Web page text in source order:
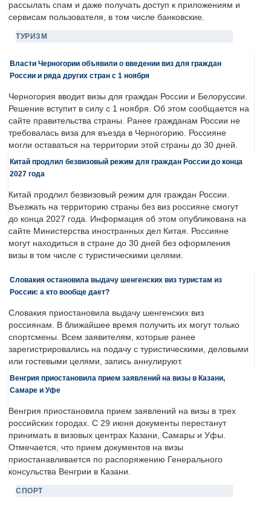
рассылать спам и даже получать доступ к приложениям и
сервисам пользователя, в том числе банковские.
ТУРИЗМ
Власти Черногории объявили о введении виз для граждан
России и ряда других стран с 1 ноября
Черногория вводит визы для граждан России и Белоруссии.
Решение вступит в силу с 1 ноября. Об этом сообщается на
сайте правительства страны. Ранее гражданам России не
требовалась виза для въезда в Черногорию. Россияне
могли оставаться на территории этой страны до 30 дней.
Китай продлил безвизовый режим для граждан России до конца
2027 года
Китай продлил безвизовый режим для граждан России.
Въезжать на территорию страны без виз россияне смогут
до конца 2027 года. Информация об этом опубликована на
сайте Министерства иностранных дел Китая. Россияне
могут находиться в стране до 30 дней без оформления
визы в том числе с туристическими целями.
Словакия остановила выдачу шенгенских виз туристам из
России: а кто вообще дает?
Словакия приостановила выдачу шенгенских виз
россиянам. В ближайшее время получить их могут только
спортсмены. Всем заявителям, которые ранее
зарегистрировались на подачу с туристическими, деловыми
или гостевыми целями, запись аннулируют.
Венгрия приостановила прием заявлений на визы в Казани,
Самаре и Уфе
Венгрия приостановила прием заявлений на визы в трех
российских городах. С 29 июня документы перестанут
принимать в визовых центрах Казани, Самары и Уфы.
Отмечается, что прием документов на визы
приостанавливается по распоряжению Генерального
консульства Венгрии в Казани.
СПОРТ